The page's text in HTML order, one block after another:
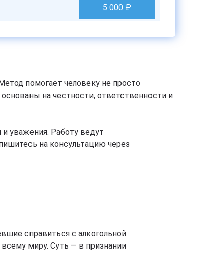
5 000 ₽
помогает человеку не просто
на честности, ответственности и
уважения. Работу ведут
на консультацию через
справиться с алкогольной
миру. Суть — в признании